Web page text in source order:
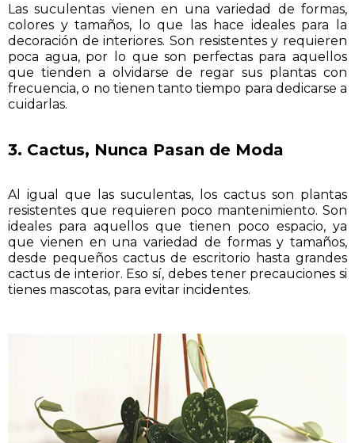
Las suculentas vienen en una variedad de formas,
colores y tamaños, lo que las hace ideales para la
decoración de interiores. Son resistentes y requieren
poca agua, por lo que son perfectas para aquellos
que tienden a olvidarse de regar sus plantas con
frecuencia, o no tienen tanto tiempo para dedicarse a
cuidarlas.
3. Cactus, Nunca Pasan de Moda
Al igual que las suculentas, los cactus son plantas
resistentes que requieren poco mantenimiento. Son
ideales para aquellos que tienen poco espacio, ya
que vienen en una variedad de formas y tamaños,
desde pequeños cactus de escritorio hasta grandes
cactus de interior. Eso sí, debes tener precauciones si
tienes mascotas, para evitar incidentes.